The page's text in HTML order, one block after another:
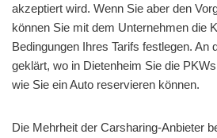
akzeptiert wird. Wenn Sie aber den
können Sie mit dem Unternehmen die
Bedingungen Ihres Tarifs festlegen. An
geklärt, wo in Dietenheim Sie die
wie Sie ein Auto reservieren können.
Die Mehrheit der Carsharing-Anbieter